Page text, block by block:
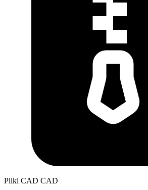
Pliki CAD CAD